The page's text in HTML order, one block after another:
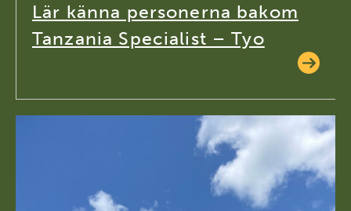
Lär känna personerna bakom
Tanzania Specialist – Tyo